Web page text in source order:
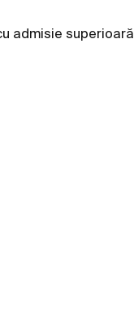
admisie superioară